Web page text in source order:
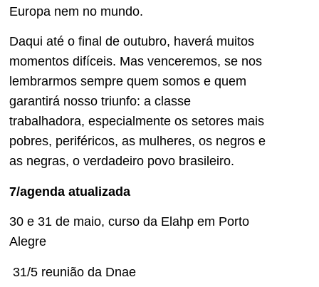
Europa nem no mundo.
Daqui até o final de outubro, haverá muitos
momentos difíceis. Mas venceremos, se nos
lembrarmos sempre quem somos e quem
garantirá nosso triunfo: a classe
trabalhadora, especialmente os setores mais
pobres, periféricos, as mulheres, os negros e
as negras, o verdadeiro povo brasileiro.
7/agenda atualizada
30 e 31 de maio, curso da Elahp em Porto
Alegre
31/5 reunião da Dnae